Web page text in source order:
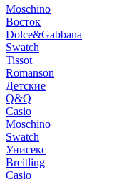
Moschino
Восток
Dolce&Gabbana
Swatch
Tissot
Romanson
Детские
Q&Q
Casio
Moschino
Swatch
Унисекс
Breitling
Casio